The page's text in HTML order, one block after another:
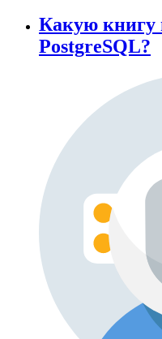
Какую книгу
PostgreSQL?